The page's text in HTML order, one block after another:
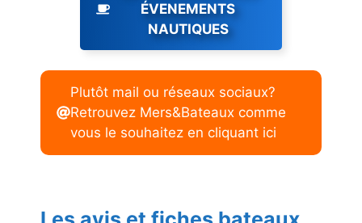
ÉVENEMENTS
NAUTIQUES
Plutôt mail ou réseaux sociaux?
Retrouvez Mers&Bateaux comme
vous le souhaitez en cliquant ici